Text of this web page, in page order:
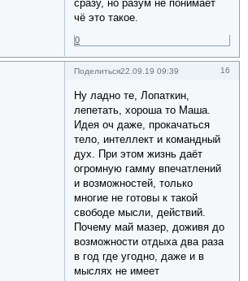
сразу, но разум не понимает
чё это такое.
0
Поделиться 16
22.09.19 09:39
Ну ладно те, Лопаткин,
лепетать, хороша то Маша.
Идея оч даже, прокачаться
тело, интеллект и командный
дух. При этом жизнь даёт
огромную гамму впечатлений
и возможностей, только
многие не готовы к такой
свободе мысли, действий.
Почему май мазер, доживя до
возможности отдыха два раза
в год где угодно, даже и в
мыслях не имеет